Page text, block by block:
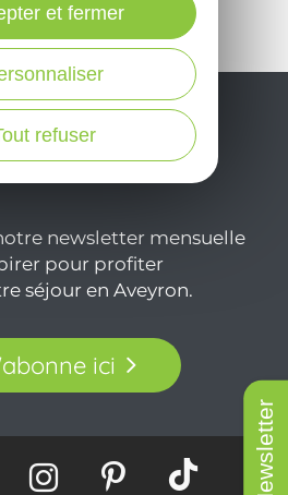
Newsletter
newsletter mensuelle
pour profiter
séjour en Aveyron.
ici
refuser
et fermer